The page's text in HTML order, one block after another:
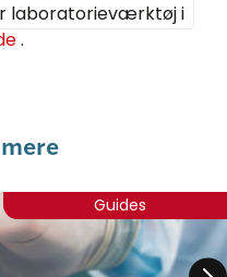
laboratorieværktøj i
.
Guides